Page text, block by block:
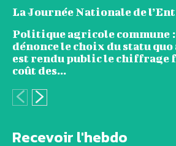
La Journée Nationale de
Politique agricole commune
dénonce le choix du statu quo
est rendu public le chiffrage
coût des...
Recevoir l'hebdo